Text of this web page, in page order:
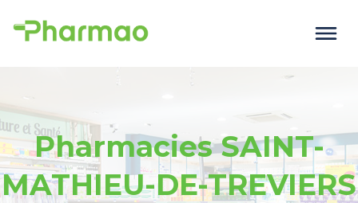
Pharmacies SAINT-
MATHIEU-DE-TREVIERS